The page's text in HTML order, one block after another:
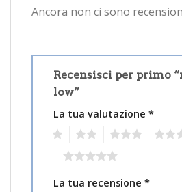
Ancora non ci sono
Recensisci per primo
low”
La tua valutazione *
La tua recensione *